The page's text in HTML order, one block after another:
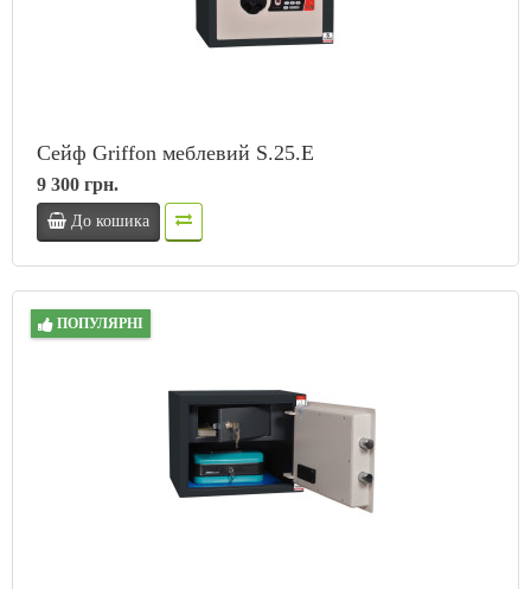
Сейф Griffon меблевий S.25.E
9 300 грн.
До кошика
ПОПУЛЯРНІ